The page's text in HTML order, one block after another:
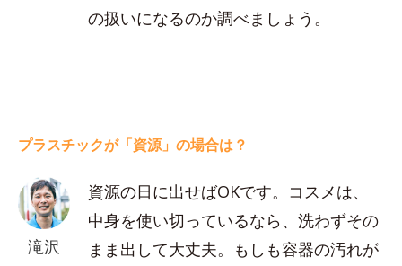
の扱いになるのか調べましょう。
プラスチックが「資源」の場合は？
滝沢
資源の日に出せばOKです。コスメは、
中身を使い切っているなら、洗わずその
まま出して大丈夫。もしも容器の汚れが